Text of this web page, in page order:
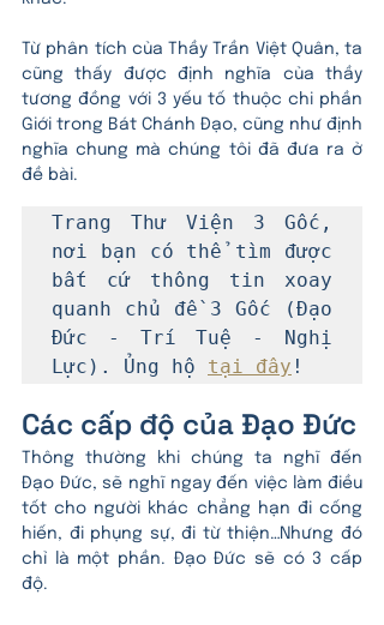
Từ phân tích của Thầy Trần Việt Quân, ta
cũng thấy được định nghĩa của thầy
tương đồng với 3 yếu tố thuộc chi phần
Giới trong Bát Chánh Đạo, cũng như định
nghĩa chung mà chúng tôi đã đưa ra ở
đề bài.
Trang Thư Viện 3 Gốc,
nơi bạn có thể tìm được
bất cứ thông tin xoay
quanh chủ đề 3 Gốc (Đạo
Đức - Trí Tuệ - Nghị
Lực). Ủng hộ tại đây !
Các cấp độ của Đạo Đức
Thông thường khi chúng ta nghĩ đến
Đạo Đức, sẽ nghĩ ngay đến việc làm điều
tốt cho người khác chẳng hạn đi cống
hiến, đi phụng sự, đi từ thiện…Nhưng đó
chỉ là một phần. Đạo Đức sẽ có 3 cấp
độ.